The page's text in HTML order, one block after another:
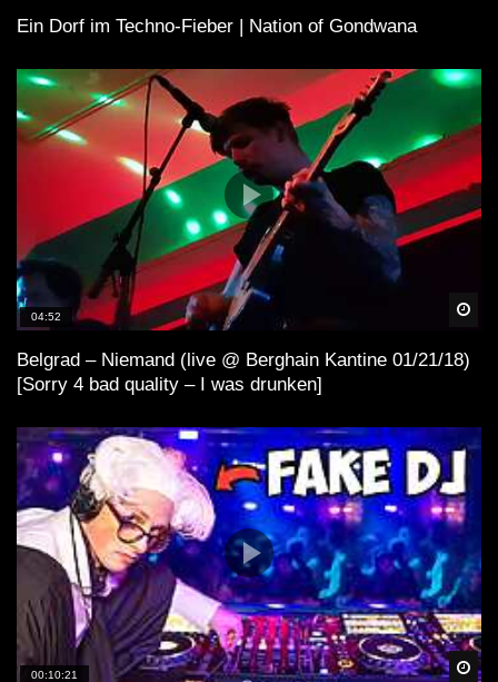
Ein Dorf im Techno-Fieber | Nation of Gondwana
04:52
Belgrad – Niemand (live @ Berghain Kantine 01/21/18)
[Sorry 4 bad quality – I was drunken]
00:10:21